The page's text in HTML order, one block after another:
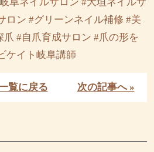
ロン #グリーンネイル補修 #美
爪 #自爪育成サロン #爪の形を
ケイト岐阜講師
覧に戻る 次の記事へ »